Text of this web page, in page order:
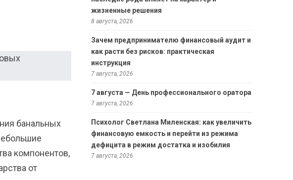
банальных
компонентов,
от
жизненные решения
8 августа, 2026
Зачем предпринимателю финансовый аудит и
как расти без рисков: практическая
инструкция
7 августа, 2026
7 августа — День профессионального оратора
7 августа, 2026
Психолог Светлана Миленская: как увеличить
финансовую емкость и перейти из режима
дефицита в режим достатка и изобилия
7 августа, 2026